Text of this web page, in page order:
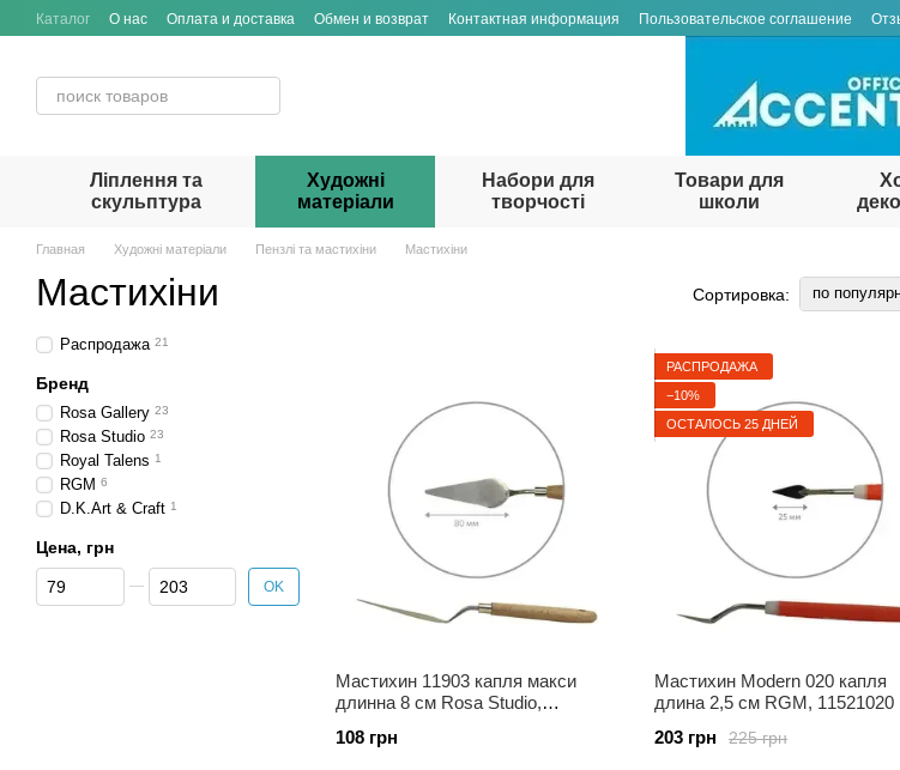
Перейти к основному контенту
Каталог О нас Оплата и доставка Обмен и возврат Контактная информация Пользовательское соглашение
Ліплення та
скульптура
Художні
матеріали
Набори для
творчості
Товари для
школи
Главная Художні матеріали Пензлі та мастихіни Мастихіни
Мастихіни Сортировка: по
Мастихин 11903 капля макси
длинна 8 см Rosa Studio,
108 грн
РАСПРОДАЖА
−10%
ОСТАЛОСЬ 25 ДНЕЙ
Мастихин Modern 020 капля
длина 2,5 см RGM, 11521020
225 грн
203 грн
Распродажа 21
Бренд
Rosa Gallery 23
Rosa Studio 23
Royal Talens 1
RGM 6
D.K.Art & Craft 1
Цена, грн
От Цена, грн
До Цена, грн OK